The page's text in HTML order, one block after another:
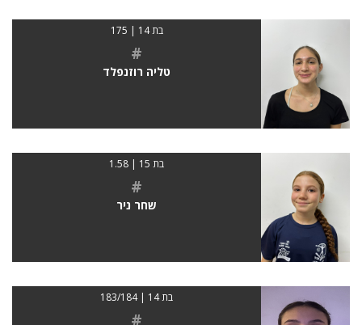
בת 14 | 175
#
טליה רוזנפלד
בת 15 | 1.58
#
שחר ניר
בת 14 | 183/184
#